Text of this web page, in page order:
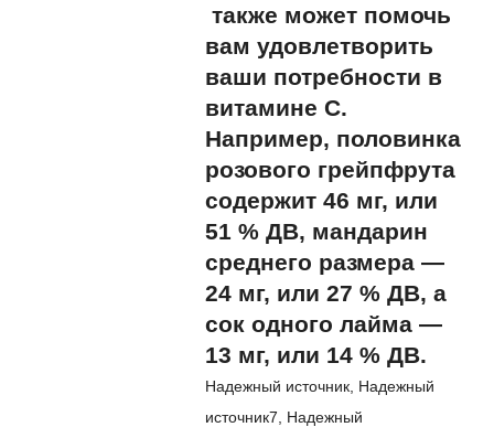
также может помочь
вам удовлетворить
ваши потребности в
витамине С.
Например, половинка
розового грейпфрута
содержит 46 мг, или
51 % ДВ, мандарин
среднего размера —
24 мг, или 27 % ДВ, а
сок одного лайма —
13 мг, или 14 % ДВ.
Надежный источник, Надежный
источник7
Надежный